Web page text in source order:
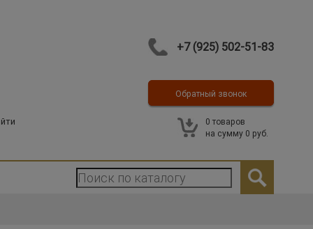
+7 (925) 502-51-83
Контакты
Обратный звонок
0 товаров
на сумму 0 руб.